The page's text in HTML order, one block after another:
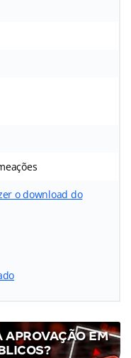
o download do
APROVAÇÃO EM